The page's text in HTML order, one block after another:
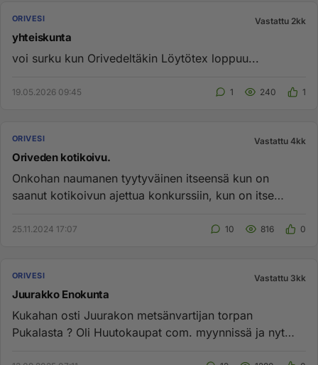
ORIVESI Vastattu 2kk
yhteiskunta
voi surku kun Orivedeltäkin Löytötex loppuu...
19.05.2026 09:45 1 240 1
ORIVESI Vastattu 4kk
Oriveden kotikoivu.
Onkohan naumanen tyytyväinen itseensä kun on
saanut kotikoivun ajettua konkurssiin, kun on itse
25.11.2024 17:07 10 816 0
ORIVESI Vastattu 3kk
Juurakko Enokunta
Kukahan osti Juurakon metsänvartijan torpan
Pukalasta ? Oli Huutokaupat com. myynnissä ja nyt